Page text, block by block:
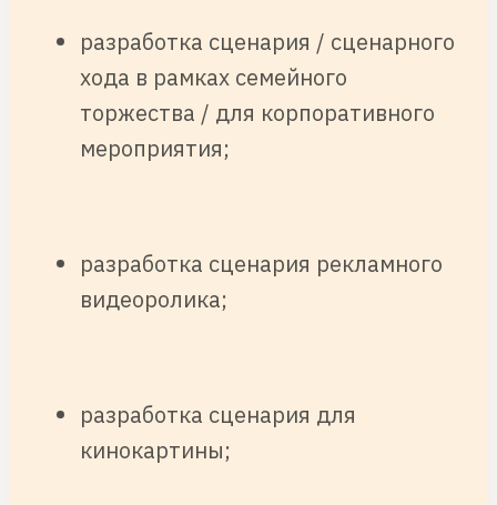
разработка сценария / сценарного
хода в рамках семейного
торжества / для корпоративного
мероприятия;
разработка сценария рекламного
видеоролика;
разработка сценария для
кинокартины;